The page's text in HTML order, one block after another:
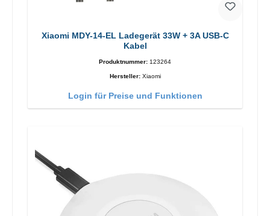
Xiaomi MDY-14-EL Ladegerät 33W + 3A USB-C
Kabel
Produktnummer: 123264
Hersteller: Xiaomi
Login für Preise und Funktionen